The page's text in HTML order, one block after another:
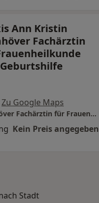
Ann Kristin
Fachärztin
Zu Google Maps
Praxis Ann Kristin Domhöver Fachärztin für Frauenheilkunde und Geburtshilfe
Kein Preis angegeben
Stadt